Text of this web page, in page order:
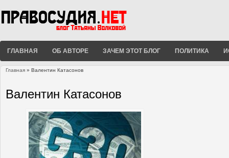
ГЛАВНАЯ ОБ АВТОРЕ ЗАЧЕМ ЭТОТ БЛОГ ПОЛИТИКА
Главная » Валентин Катасонов
Валентин Катасонов